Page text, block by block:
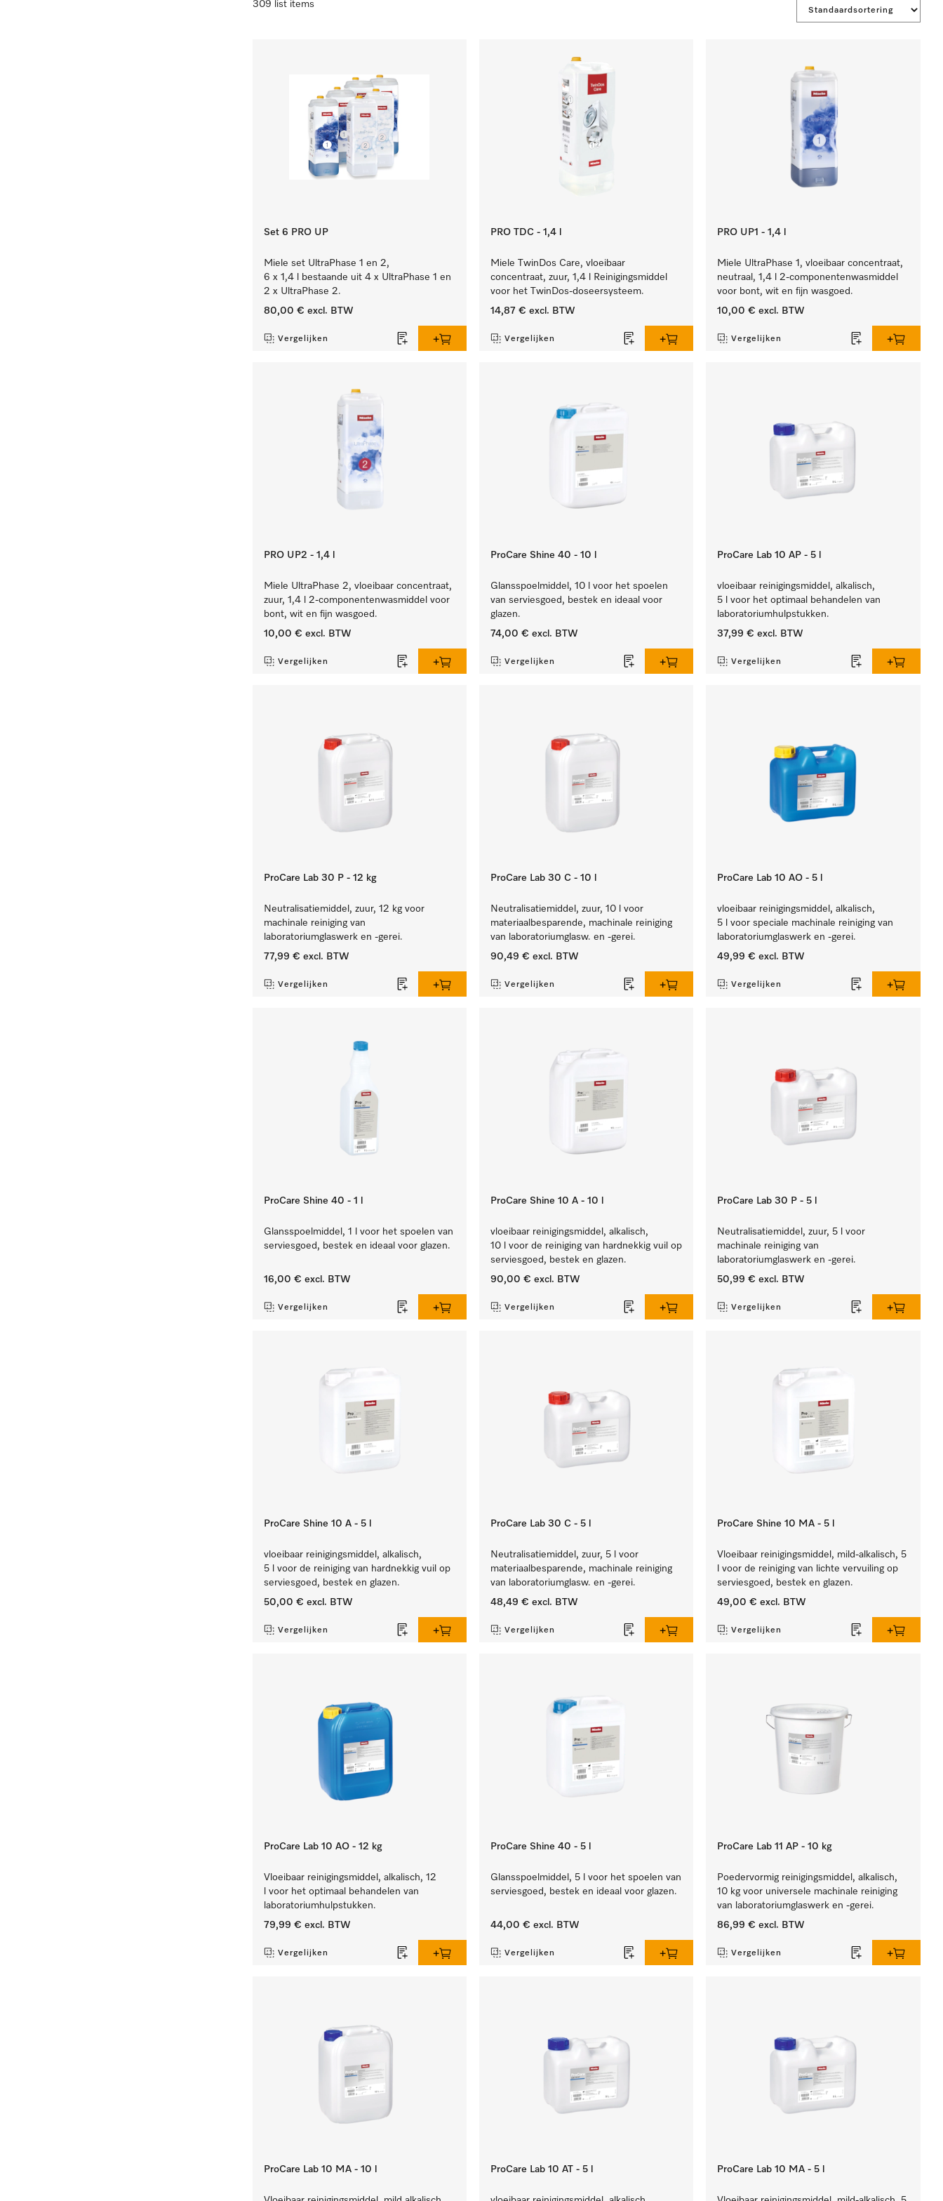
309 list items
Set 6 PRO UP
Miele set UltraPhase 1 en 2,
6 x 1,4 l bestaande uit 4 x UltraPhase 1 en
2 x UltraPhase 2.
80,00 € excl. BTW
Vergelijken
PRO TDC - 1,4 l
Miele TwinDos Care, vloeibaar
concentraat, zuur, 1,4 l Reinigingsmiddel
voor het TwinDos-doseersysteem.
14,87 € excl. BTW
Vergelijken
PRO UP1 - 1,4 l
Miele UltraPhase 1, vloeibaar concentraat,
neutraal, 1,4 l 2-componentenwasmiddel
voor bont, wit en fijn wasgoed.
10,00 € excl. BTW
Vergelijken
PRO UP2 - 1,4 l
Miele UltraPhase 2, vloeibaar concentraat,
zuur, 1,4 l 2-componentenwasmiddel voor
bont, wit en fijn wasgoed.
10,00 € excl. BTW
Vergelijken
ProCare Shine 40 - 10 l
Glansspoelmiddel, 10 l voor het spoelen
van serviesgoed, bestek en ideaal voor
glazen.
74,00 € excl. BTW
Vergelijken
ProCare Lab 10 AP - 5 l
vloeibaar reinigingsmiddel, alkalisch,
5 l voor het optimaal behandelen van
laboratoriumhulpstukken.
37,99 € excl. BTW
Vergelijken
ProCare Lab 30 P - 12 kg
Neutralisatiemiddel, zuur, 12 kg voor
machinale reiniging van
laboratoriumglaswerk en -gerei.
77,99 € excl. BTW
Vergelijken
ProCare Lab 30 C - 10 l
Neutralisatiemiddel, zuur, 10 l voor
materiaalbesparende, machinale reiniging
van laboratoriumglasw. en -gerei.
90,49 € excl. BTW
Vergelijken
ProCare Lab 10 AO - 5 l
vloeibaar reinigingsmiddel, alkalisch,
5 l voor speciale machinale reiniging van
laboratoriumglaswerk en -gerei.
49,99 € excl. BTW
Vergelijken
ProCare Shine 40 - 1 l
Glansspoelmiddel, 1 l voor het spoelen van
serviesgoed, bestek en ideaal voor glazen.
16,00 € excl. BTW
Vergelijken
ProCare Shine 10 A - 10 l
vloeibaar reinigingsmiddel, alkalisch,
10 l voor de reiniging van hardnekkig vuil op
serviesgoed, bestek en glazen.
90,00 € excl. BTW
Vergelijken
ProCare Lab 30 P - 5 l
Neutralisatiemiddel, zuur, 5 l voor
machinale reiniging van
laboratoriumglaswerk en -gerei.
50,99 € excl. BTW
Vergelijken
ProCare Shine 10 A - 5 l
vloeibaar reinigingsmiddel, alkalisch,
5 l voor de reiniging van hardnekkig vuil op
serviesgoed, bestek en glazen.
50,00 € excl. BTW
Vergelijken
ProCare Lab 30 C - 5 l
Neutralisatiemiddel, zuur, 5 l voor
materiaalbesparende, machinale reiniging
van laboratoriumglasw. en -gerei.
48,49 € excl. BTW
Vergelijken
ProCare Shine 10 MA - 5 l
Vloeibaar reinigingsmiddel, mild-alkalisch, 5
l voor de reiniging van lichte vervuiling op
serviesgoed, bestek en glazen.
49,00 € excl. BTW
Vergelijken
ProCare Lab 10 AO - 12 kg
Vloeibaar reinigingsmiddel, alkalisch, 12
l voor het optimaal behandelen van
laboratoriumhulpstukken.
79,99 € excl. BTW
Vergelijken
ProCare Shine 40 - 5 l
Glansspoelmiddel, 5 l voor het spoelen van
serviesgoed, bestek en ideaal voor glazen.
44,00 € excl. BTW
Vergelijken
ProCare Lab 11 AP - 10 kg
Poedervormig reinigingsmiddel, alkalisch,
10 kg voor universele machinale reiniging
van laboratoriumglaswerk en -gerei.
86,99 € excl. BTW
Vergelijken
ProCare Lab 10 MA - 10 l ProCare Lab 10 AT - 5 l ProCare Lab 10 MA - 5 l